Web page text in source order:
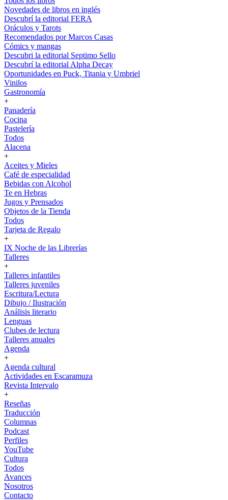
Novedades de libros en inglés
Descubrí la editorial FERA
Oráculos y Tarots
Recomendados por Marcos Casas
Cómics y mangas
Descubri la editorial Septimo Sello
Descubrí la editorial Alpha Decay
Oportunidades en Puck, Titania y Umbriel
Vinilos
Gastronomía
+
Panadería
Cocina
Pastelería
Todos
Alacena
+
Aceites y Mieles
Café de especialidad
Bebidas con Alcohol
Te en Hebras
Jugos y Prensados
Objetos de la Tienda
Todos
Tarjeta de Regalo
+
IX Noche de las Librerías
Talleres
+
Talleres infantiles
Talleres juveniles
Escritura/Lectura
Dibujo / Ilustración
Análisis literario
Lenguas
Clubes de lectura
Talleres anuales
Agenda
+
Agenda cultural
Actividades en Escaramuza
Revista Intervalo
+
Reseñas
Traducción
Columnas
Podcast
Perfiles
YouTube
Cultura
Todos
Avances
Nosotros
Contacto